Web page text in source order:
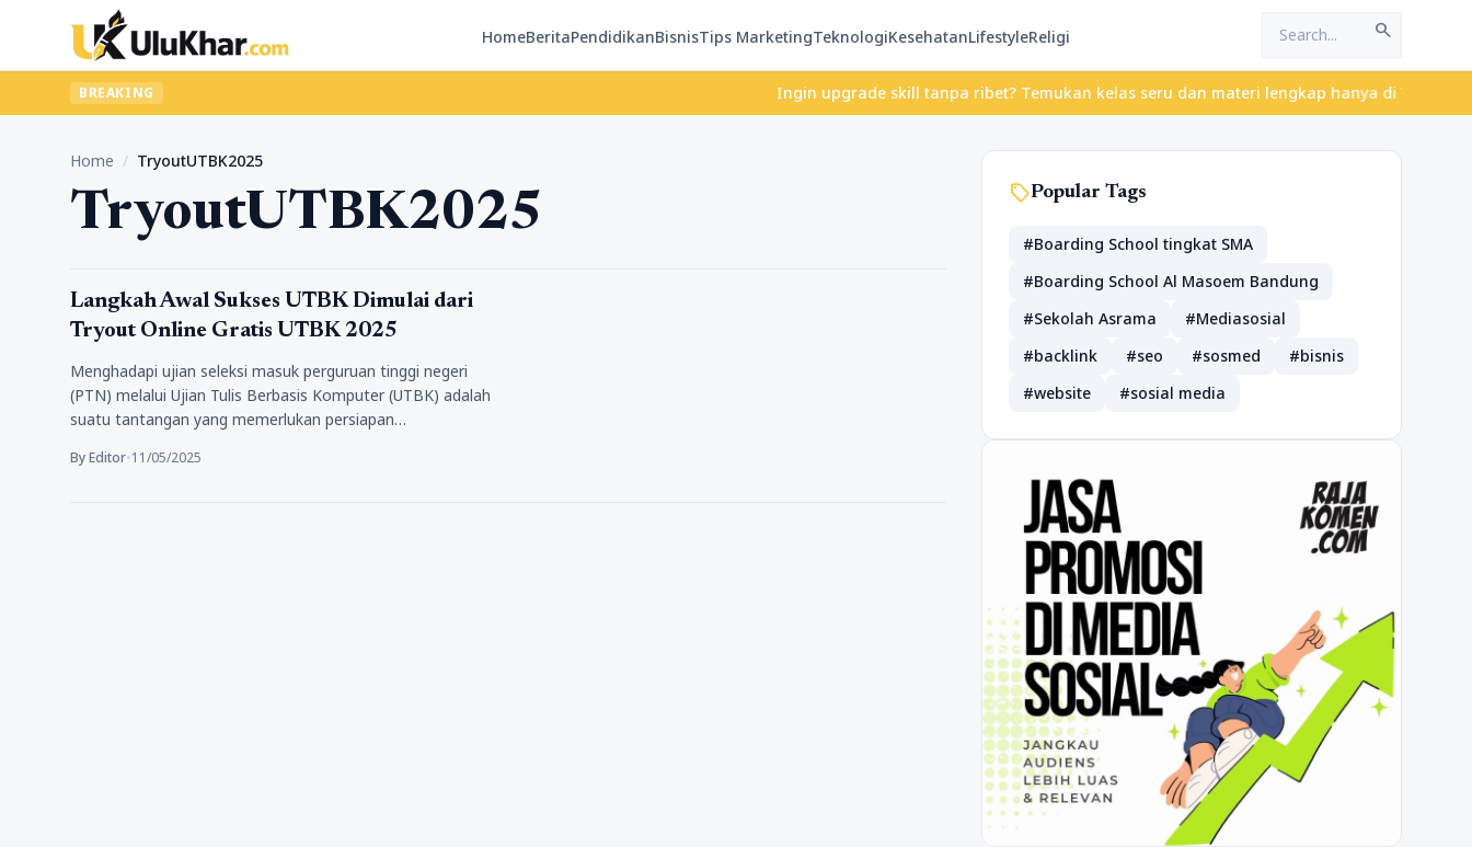
HomeBeritaPendidikanBisnisTips MarketingTeknologiKesehatanLifestyleReligi search
BREAKING Ingin upgrade skill tanpa ribet? Temukan kelas seru dan materi lengkap hanya di
Home / TryoutUTBK2025
TryoutUTBK2025
Pendidikan
Langkah Awal Sukses UTBK Dimulai dari
Tryout Online Gratis UTBK 2025
Menghadapi ujian seleksi masuk perguruan tinggi negeri
(PTN) melalui Ujian Tulis Berbasis Komputer (UTBK) adalah
suatu tantangan yang memerlukan persiapan…
By Editor•11/05/2025
sellPopular Tags
#Boarding School tingkat SMA
#Boarding School Al Masoem Bandung
#Sekolah Asrama
#Mediasosial
#backlink
#seo #sosmed
#bisnis
#website
#sosial media